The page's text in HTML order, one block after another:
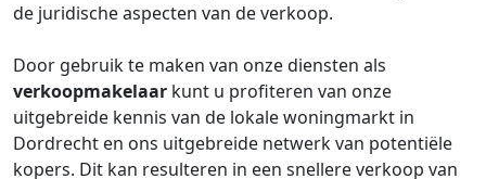
de juridische aspecten van de verkoop.
Door gebruik te maken van onze diensten als
verkoopmakelaar kunt u profiteren van onze
uitgebreide kennis van de lokale woningmarkt in
Dordrecht en ons uitgebreide netwerk van potentiële
kopers. Dit kan resulteren in een snellere verkoop van